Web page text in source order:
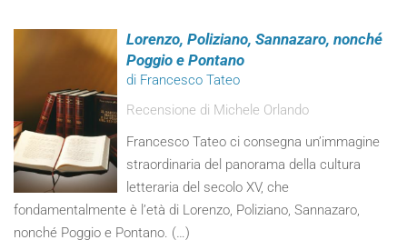
Lorenzo, Poliziano, Sannazaro, nonché
Poggio e Pontano
di Francesco Tateo
Recensione di Michele Orlando
Francesco Tateo ci consegna un’immagine
straordinaria del panorama della cultura
letteraria del secolo XV, che
fondamentalmente è l’età di Lorenzo, Poliziano, Sannazaro,
nonché Poggio e Pontano. (…)